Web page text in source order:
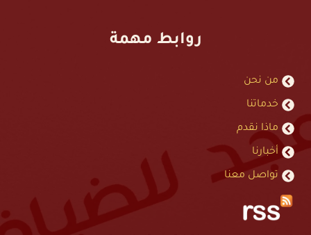
روابط مهمة
من نحن
خدماتنا
ماذا نقدم
أخبارنا
تواصل معنا